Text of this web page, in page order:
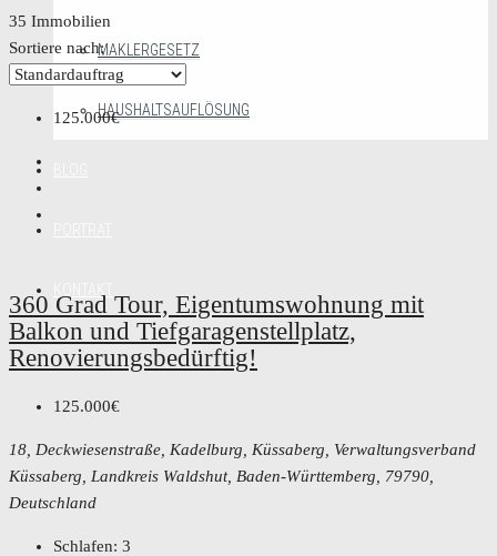
MAKLERGESETZ
HAUSHALTSAUFLÖSUNG
35 Immobilien
Sortiere nach:
125.000€
360 Grad Tour, Eigentumswohnung mit
Balkon und Tiefgaragenstellplatz,
Renovierungsbedürftig!
125.000€
18, Deckwiesenstraße, Kadelburg, Küssaberg, Verwaltungsverband
Küssaberg, Landkreis Waldshut, Baden-Württemberg, 79790,
Deutschland
Schlafen: 3